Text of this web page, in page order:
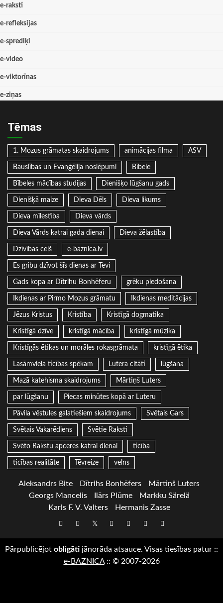
e-raksti
e-refleksijas
e-sprediķi
e-video
e-viktorīnas
e-ziņas
Tēmas
1. Mozus grāmatas skaidrojums animācijas filma ASV
Bauslības un Evaņģēlija noslēpumi Bībele
Bībeles mācības studijas Dienišķo lūgšanu gads
Dienišķā maize Dieva Dēls Dieva likums
Dieva mīlestība Dieva vārds
Dieva Vārds katrai gada dienai Dieva žēlastība
Dzīvības ceļš e-baznica.lv
Es gribu dzīvot šīs dienas ar Tevi
Gads kopa ar Dītrihu Bonhēferu grēku piedošana
Ikdienas ar Pirmo Mozus grāmatu Ikdienas meditācijas
Jēzus Kristus Kristība Kristīgā dogmatika
Kristīgā dzīve kristīgā mācība kristīgā mūzika
Kristīgās ētikas un morāles rokasgrāmata kristīgā ētika
Lasāmviela ticības spēkam Lutera citāti lūgšana
Mazā katehisma skaidrojums Mārtiņš Luters
par lūgšanu Piecas minūtes kopā ar Luteru
Pāvila vēstules galatiešiem skaidrojums Svētais Gars
Svētais Vakarēdiens Svētie Raksti
Svēto Rakstu apceres katrai dienai ticība
ticības realitāte Tēvreize velns
Aleksandrs Bite Dītrihs Bonhēfers
Mārtiņš Luters
Georgs Mancelis
Ilārs Plūme
Markku Särelä
Karls F. V. Valters
Hermanis Zasse
Draugiem
Facebook
TwitterInstagram
LinkedInwhatsapp
RSS
Pārpublicējot obligāti jānorāda atsauce. Visas tiesības patur ::
e-BAZNICA:: © 2007-2026